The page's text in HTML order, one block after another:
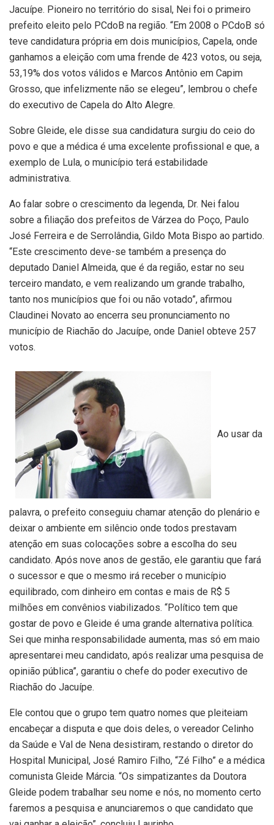
Jacuípe. Pioneiro no território do sisal, Nei foi o primeiro
prefeito eleito pelo PCdoB na região. “Em 2008 o PCdoB só
teve candidatura própria em dois municípios, Capela, onde
ganhamos a eleição com uma frende de 423 votos, ou seja,
53,19% dos votos válidos e Marcos Antônio em Capim
Grosso, que infelizmente não se elegeu”, lembrou o chefe
do executivo de Capela do Alto Alegre.
Sobre Gleide, ele disse sua candidatura surgiu do ceio do
povo e que a médica é uma excelente profissional e que, a
exemplo de Lula, o município terá estabilidade
administrativa.
Ao falar sobre o crescimento da legenda, Dr. Nei falou
sobre a filiação dos prefeitos de Várzea do Poço, Paulo
José Ferreira e de Serrolândia, Gildo Mota Bispo ao partido.
“Este crescimento deve-se também a presença do
deputado Daniel Almeida, que é da região, estar no seu
terceiro mandato, e vem realizando um grande trabalho,
tanto nos municípios que foi ou não votado”, afirmou
Claudinei Novato ao encerra seu pronunciamento no
município de Riachão do Jacuípe, onde Daniel obteve 257
votos.
Ao usar da
palavra, o prefeito conseguiu chamar atenção do plenário e
deixar o ambiente em silêncio onde todos prestavam
atenção em suas colocações sobre a escolha do seu
candidato. Após nove anos de gestão, ele garantiu que fará
o sucessor e que o mesmo irá receber o município
equilibrado, com dinheiro em contas e mais de R$ 5
milhões em convênios viabilizados. “Político tem que
gostar de povo e Gleide é uma grande alternativa política.
Sei que minha responsabilidade aumenta, mas só em maio
apresentarei meu candidato, após realizar uma pesquisa de
opinião pública”, garantiu o chefe do poder executivo de
Riachão do Jacuípe.
Ele contou que o grupo tem quatro nomes que pleiteiam
encabeçar a disputa e que dois deles, o vereador Celinho
da Saúde e Val de Nena desistiram, restando o diretor do
Hospital Municipal, José Ramiro Filho, “Zé Filho” e a médica
comunista Gleide Márcia. “Os simpatizantes da Doutora
Gleide podem trabalhar seu nome e nós, no momento certo
faremos a pesquisa e anunciaremos o que candidato que